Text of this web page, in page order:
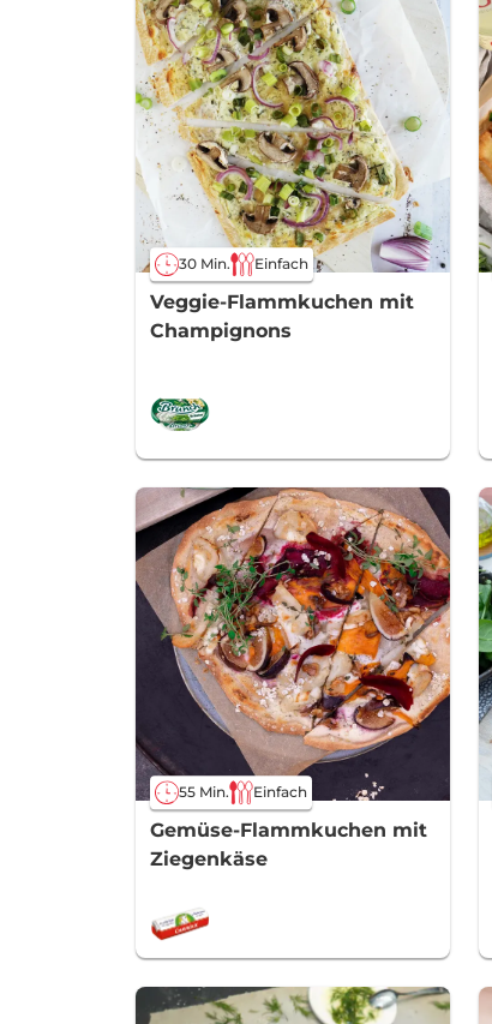
30 Min. Einfach
Veggie-Flammkuchen mit
Champignons
55 Min. Einfach
Gemüse-Flammkuchen mit
Ziegenkäse